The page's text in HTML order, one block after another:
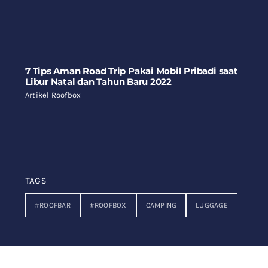
7 Tips Aman Road Trip Pakai Mobil Pribadi saat
Libur Natal dan Tahun Baru 2022
Artikel Roofbox
TAGS
#ROOFBAR #ROOFBOX CAMPING LUGGAGE